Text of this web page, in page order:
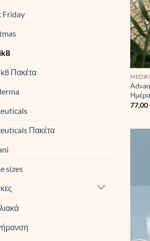
Friday
Πακέτα
Πακέτα
sizes
77,00